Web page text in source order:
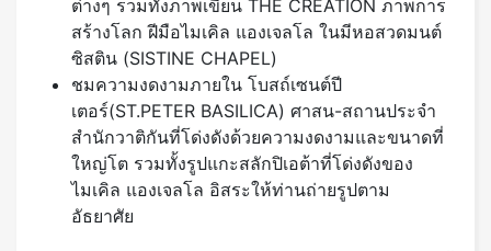
ต่างๆ รวมทั้งภาพเขียน THE CREATION ภาพการ
สร้างโลก ฝีมือไมเคิล แองเจลโล ในมีหอสวดมนต์
ซิสติน (SISTINE CHAPEL)
ชมความงดงามภายใน โบสถ์เซนต์ปี
เตอร์(ST.PETER BASILICA) ศาสน-สถานประจำ
สำนักวาติกันที่โด่งดังด้วยความงดงามและขนาดที่
ใหญ่โต รวมทั้งรูปแกะสลักปิเอต้าที่โด่งดังของ
ไมเคิล แองเจลโล อิสระให้ท่านถ่ายรูปตาม
อัธยาศัย